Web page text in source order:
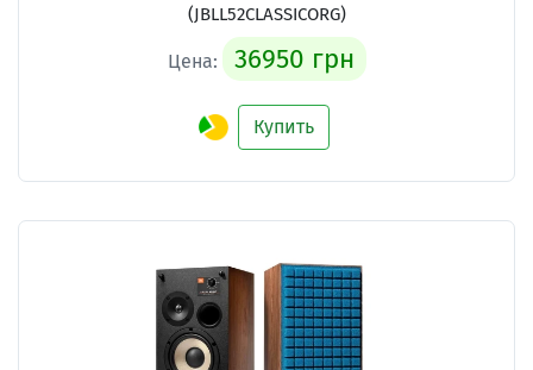
(JBLL52CLASSICORG)
Цена: 36950 грн
Купить